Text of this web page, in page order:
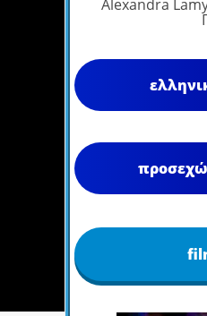
Alexandra